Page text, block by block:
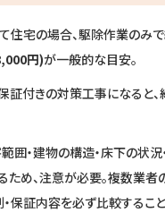
住宅の場合、駆除作業のみで
円)が一般的な目安。
証付きの対策工事になると
囲・建物の構造・床下の状
ため、注意が必要。複数業者
保証内容を必ず比較するこ